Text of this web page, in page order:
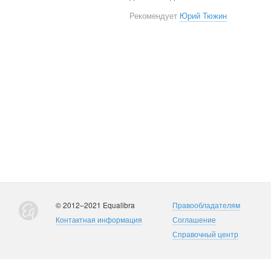
Рекомендует Юрий Тюжин
© 2012–2021 Equalibra
Контактная информация
Правообладателям
Соглашение
Справочный центр